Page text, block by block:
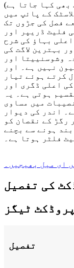
بھی کہا جاتا ہے)
کے پائپ میں
فصل کی جڑوں تک
فلیٹ ڈریپر اور
بہاؤ کی شرح
بہترین لاگت کی
وشوسنییتا اور
نہیں ہے۔ اور
کرتے ہوئے تیار
اعلی ڈگری اور
ہوتی ہے۔ یہ
میں مساوی
اندر کی دیوار
رگڑ کے نقصان کو
ہونے سے بچنے
فلٹر ہوتا ہے۔
ای میل بھیجیں۔
کی تفصیل
پروڈکٹ ٹیگز
تفصیل